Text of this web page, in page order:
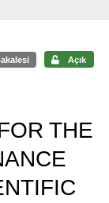
Açık
THE